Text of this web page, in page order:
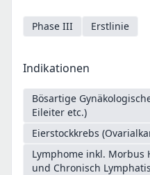
Phase III Erstlinie
Indikationen
Bösartige
Eileiter etc.)
Eierstockkrebs
Lymphome inkl. Morbus
und Chronisch